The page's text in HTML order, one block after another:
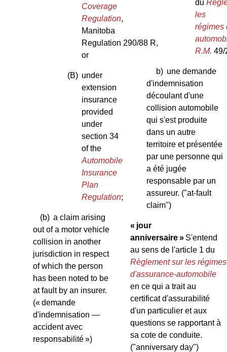
Coverage
Regulation,
Manitoba
Regulation 290/88 R,
or
(B) under
extension
insurance
provided
under
section 34
of the
Automobile
Insurance
Plan
Regulation;
(b) a claim arising
out of a motor vehicle
collision in another
jurisdiction in respect
of which the person
has been noted to be
at fault by an insurer.
(« demande
d'indemnisation —
accident avec
responsabilité »)
du
les
régimes
R.M. 49/
b) une demande
d'indemnisation
découlant d'une
collision automobile
qui s'est produite
dans un autre
territoire et présentée
par une personne qui
a été jugée
responsable par un
assureur. ("at-fault
claim")
« jour
anniversaire » S'entend
au sens de l'article 1 du
Règlement sur les régimes
d'assurance-automobile
en ce qui a trait au
certificat d'assurabilité
d'un particulier et aux
questions se rapportant à
sa cote de conduite.
("anniversary day")